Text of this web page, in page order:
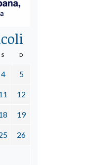
S D
4 5
12
19
26